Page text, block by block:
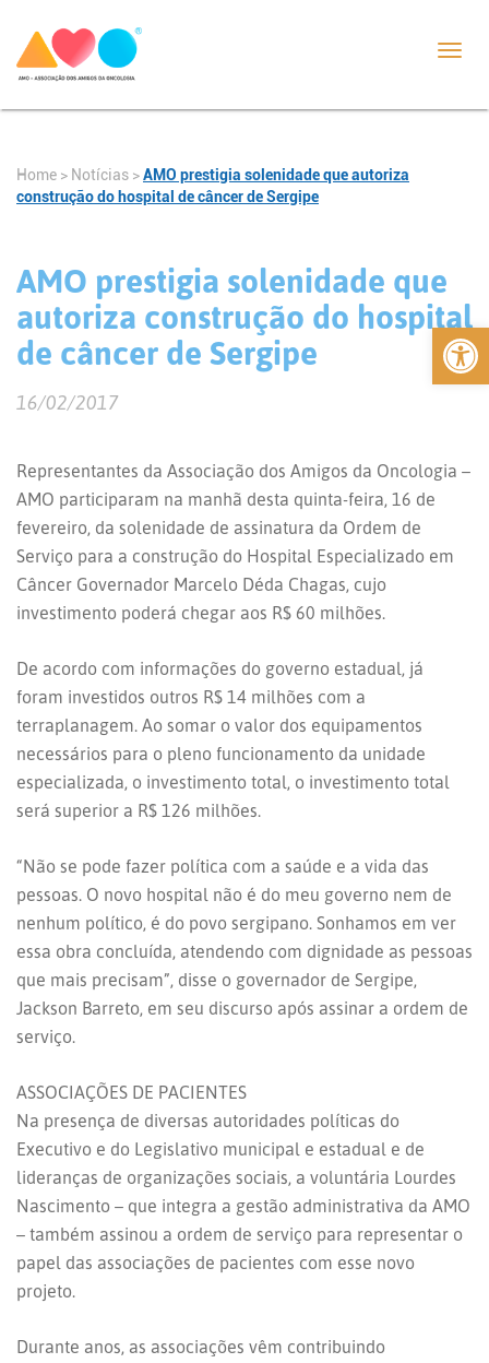
Abrir
Home > Notícias >AMO prestigia solenidade que autoriza
construção do hospital de câncer de Sergipe
AMO prestigia solenidade que
autoriza construção do hospital
de câncer de Sergipe
16/02/2017
Representantes da Associação dos Amigos da Oncologia –
AMO participaram na manhã desta quinta-feira, 16 de
fevereiro, da solenidade de assinatura da Ordem de
Serviço para a construção do Hospital Especializado em
Câncer Governador Marcelo Déda Chagas, cujo
investimento poderá chegar aos R$ 60 milhões.
De acordo com informações do governo estadual, já
foram investidos outros R$ 14 milhões com a
terraplanagem. Ao somar o valor dos equipamentos
necessários para o pleno funcionamento da unidade
especializada, o investimento total, o investimento total
será superior a R$ 126 milhões.
“Não se pode fazer política com a saúde e a vida das
pessoas. O novo hospital não é do meu governo nem de
nenhum político, é do povo sergipano. Sonhamos em ver
essa obra concluída, atendendo com dignidade as pessoas
que mais precisam”, disse o governador de Sergipe,
Jackson Barreto, em seu discurso após assinar a ordem de
serviço.
ASSOCIAÇÕES DE PACIENTES
Na presença de diversas autoridades políticas do
Executivo e do Legislativo municipal e estadual e de
lideranças de organizações sociais, a voluntária Lourdes
Nascimento – que integra a gestão administrativa da AMO
– também assinou a ordem de serviço para representar o
papel das associações de pacientes com esse novo
projeto.
Durante anos, as associações vêm contribuindo